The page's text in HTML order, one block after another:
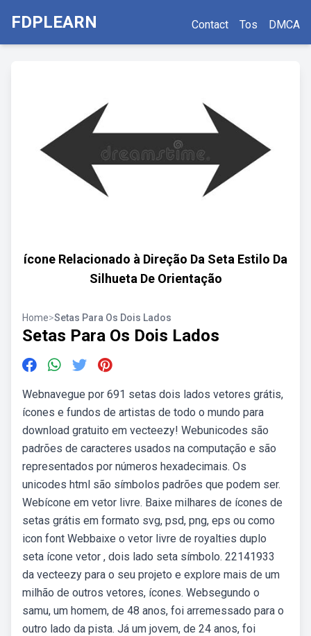
FDPLEARN Contact Tos DMCA
ícone Relacionado à Direção Da Seta Estilo Da
Silhueta De Orientação
Home>Setas Para Os Dois Lados
Setas Para Os Dois Lados
Webnavegue por 691 setas dois lados vetores grátis,
ícones e fundos de artistas de todo o mundo para
download gratuito em vecteezy! Webunicodes são
padrões de caracteres usados na computação e são
representados por números hexadecimais. Os
unicodes html são símbolos padrões que podem ser.
Webícone em vetor livre. Baixe milhares de ícones de
setas grátis em formato svg, psd, png, eps ou como
icon font Webbaixe o vetor livre de royalties duplo
seta ícone vetor , dois lado seta símbolo. 22141933
da vecteezy para o seu projeto e explore mais de um
milhão de outros vetores, ícones. Websegundo o
samu, um homem, de 48 anos, foi arremessado para o
outro lado da pista. Já um jovem, de 24 anos, foi